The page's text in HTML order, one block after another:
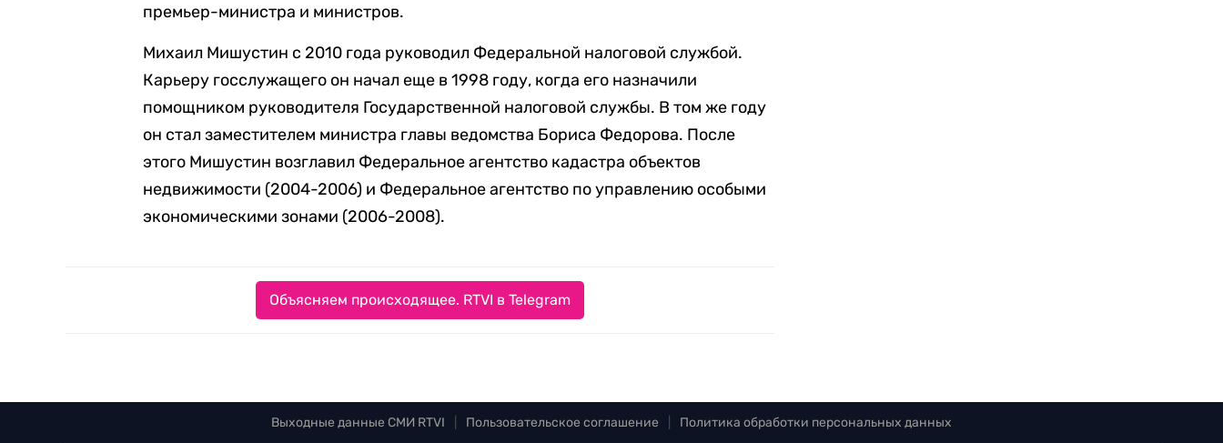
премьер-министра и министров.
Михаил Мишустин с 2010 года руководил Федеральной налоговой службой.
Карьеру госслужащего он начал еще в 1998 году, когда его назначили
помощником руководителя Государственной налоговой службы. В том же году
он стал заместителем министра главы ведомства Бориса Федорова. После
этого Мишустин возглавил Федеральное агентство кадастра объектов
недвижимости (2004-2006) и Федеральное агентство по управлению особыми
экономическими зонами (2006-2008).
Объясняем происходящее. RTVI в Telegram
Выходные данные СМИ RTVI Пользовательское соглашение Политика обработки персональных данных